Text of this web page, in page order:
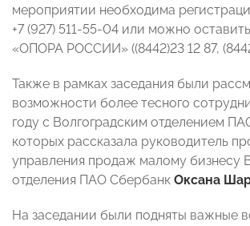
мероприятии необходима
+7 (927) 511-55-04 или можно
«ОПОРА РОССИИ» ((8442)23 12 87,
Также в рамках заседания были
возможности более тесного
году с Волгоградским отделением
которых рассказала руководитель
управления продаж малому бизнесу
отделения ПАО Сбербанк Оксана
На заседании были подняты важные